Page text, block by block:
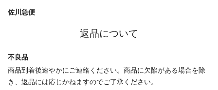
佐川急便
返品について
不良品
商品到着後速やかにご連絡ください。商品に欠陥がある場合を除
き、返品には応じかねますのでご了承ください。